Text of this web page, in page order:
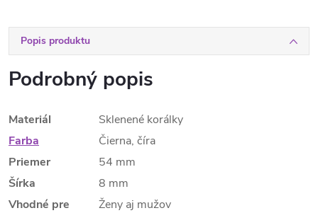
Popis produktu
Podrobný popis
Materiál
Sklenené korálky
Farba
Čierna, číra
Priemer
54 mm
Šírka
8 mm
Vhodné pre
Ženy aj mužov